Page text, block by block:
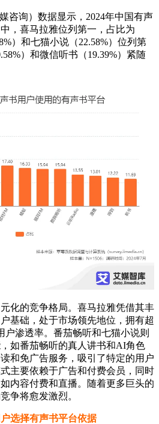
咨询）数据显示，2024年中国有声
，喜马拉雅位列第一，占比为
）和七猫小说（22.58%）位列第
）和微信听书（19.39%）紧随
的竞争格局。喜马拉雅凭借其丰
基础，处于市场领先地位，拥有超
户渗透率。番茄畅听和七猫小说则
如番茄畅听的真人讲书和AI角色
和免广告服务，吸引了特定的用户
主要依赖于广告和付费会员，同时
内容付费和直播。随着更多巨头的
争将愈发激烈。
选择有声书平台依据